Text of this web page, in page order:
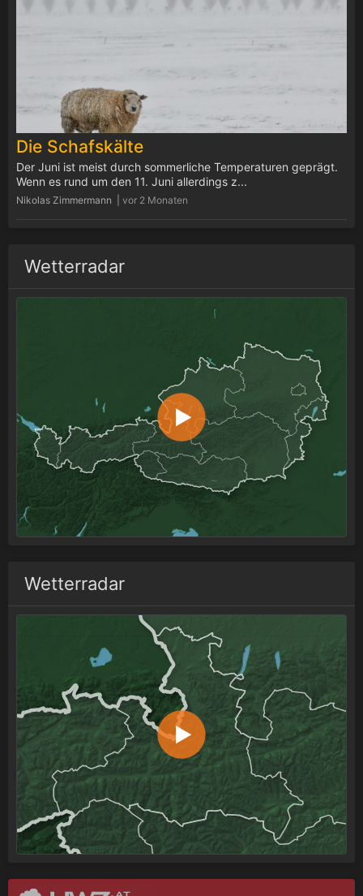
Die Schafskälte
Nikolas Zimmermann | vor 2 Monaten
Der Juni ist meist durch sommerliche Temperaturen geprägt.
Wenn es rund um den 11. Juni allerdings z...
Wetterradar
Wetterradar